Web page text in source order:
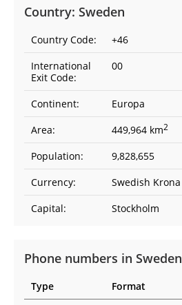
Country: Sweden
Country Code:
+46
International
Exit Code:
00
Continent:
Europa
Area:
449,964 km2
Population:
9,828,655
Currency:
Swedish Krona
Capital:
Stockholm
Phone numbers in Sweden
Type
Format